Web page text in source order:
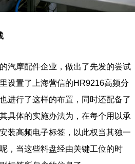
汽摩配件企业，做出了先发的尝试
设置了上海营信的HR9216高频分
进行了这样的布置，同时还配备了
具体的实施办法为，在每个用以承
装高频电子标签，以此权当其独一
，当这些料盘经由关键工位的时